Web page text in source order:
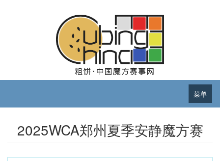
菜单
2025WCA郑州夏季安静魔方赛